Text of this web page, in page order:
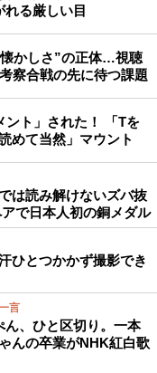
る厳しい目
かしさ”の正体…視聴
察合戦の先に待つ課題
ント」された！ 「Tを
めて当然」マウント
は読み解けないズバ抜
で日本人初の銅メダル
ひとつかかず撮影でき
言
、ひと区切り。一本
んの卒業がNHK紅白歌